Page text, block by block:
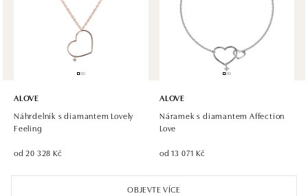
tel.: +421 917 090 891
dnes otevřeno do 21:00
OBJEVTE VÍCE
ALOVE
Náhrdelník s diamantem Lovely
Feeling
od 20 328 Kč
ALOVE
Náramek s diamantem Affection
Love
od 13 071 Kč